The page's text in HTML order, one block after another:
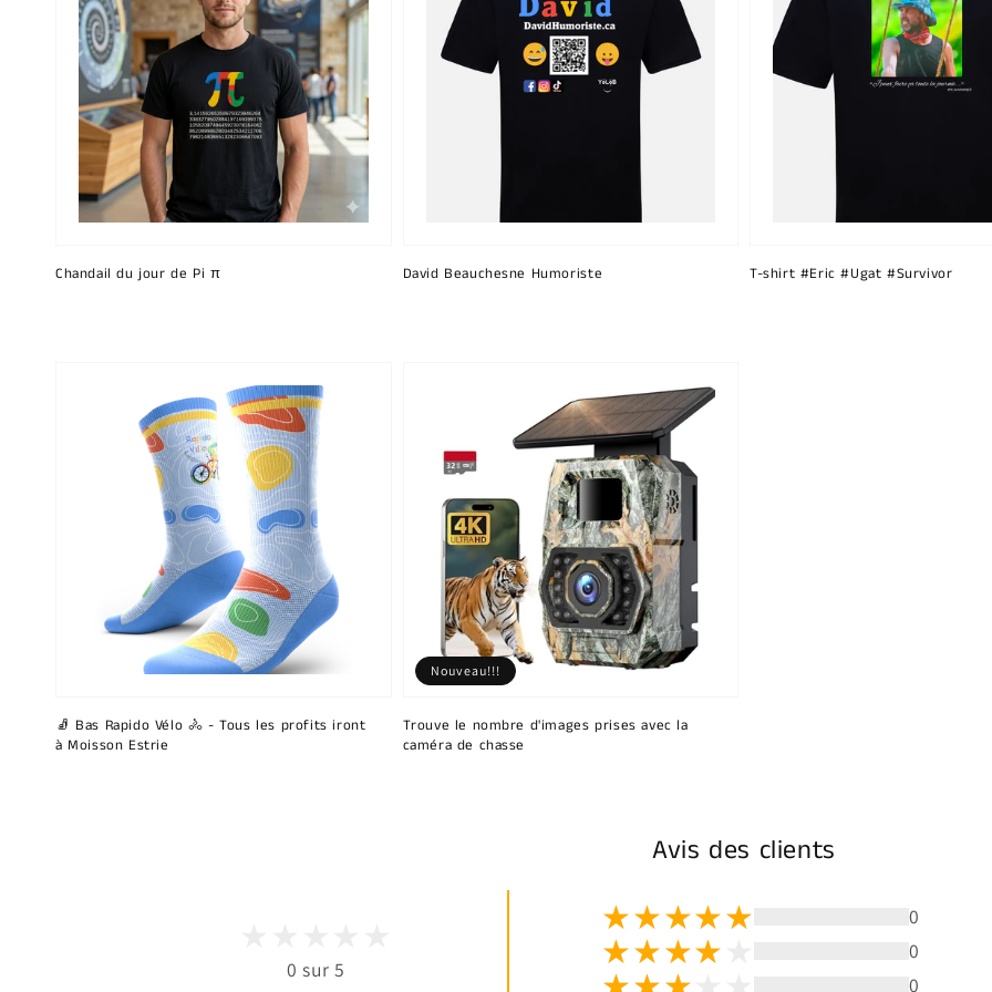
Chandail du jour de Pi π David Beauchesne Humoriste T-shirt #Eric #Ugat #Survivor
🧦 Bas Rapido Vélo 🚴 - Tous les profits iront
à Moisson Estrie
Trouve le nombre d'images prises avec la
caméra de chasse
Nouveau!!!
Avis des clients
0 sur 5
0
0
0